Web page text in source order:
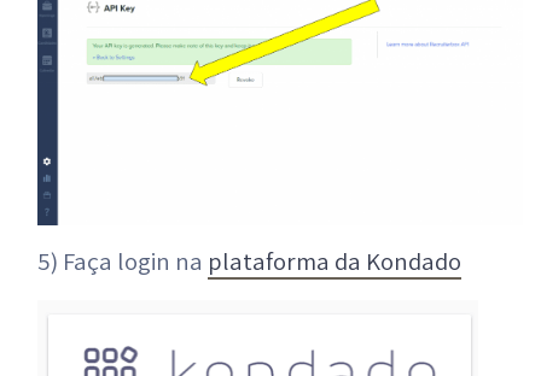
5) Faça login na plataforma da Kondado